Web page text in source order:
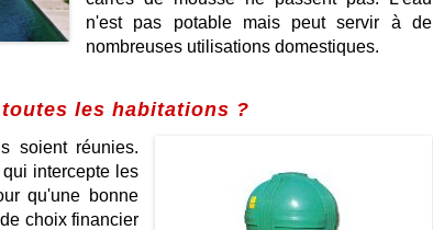
n'est pas potable mais peut servir à de
nombreuses utilisations domestiques.
les habitations ?
soient réunies.
intercepte les
qu'une bonne
choix financier